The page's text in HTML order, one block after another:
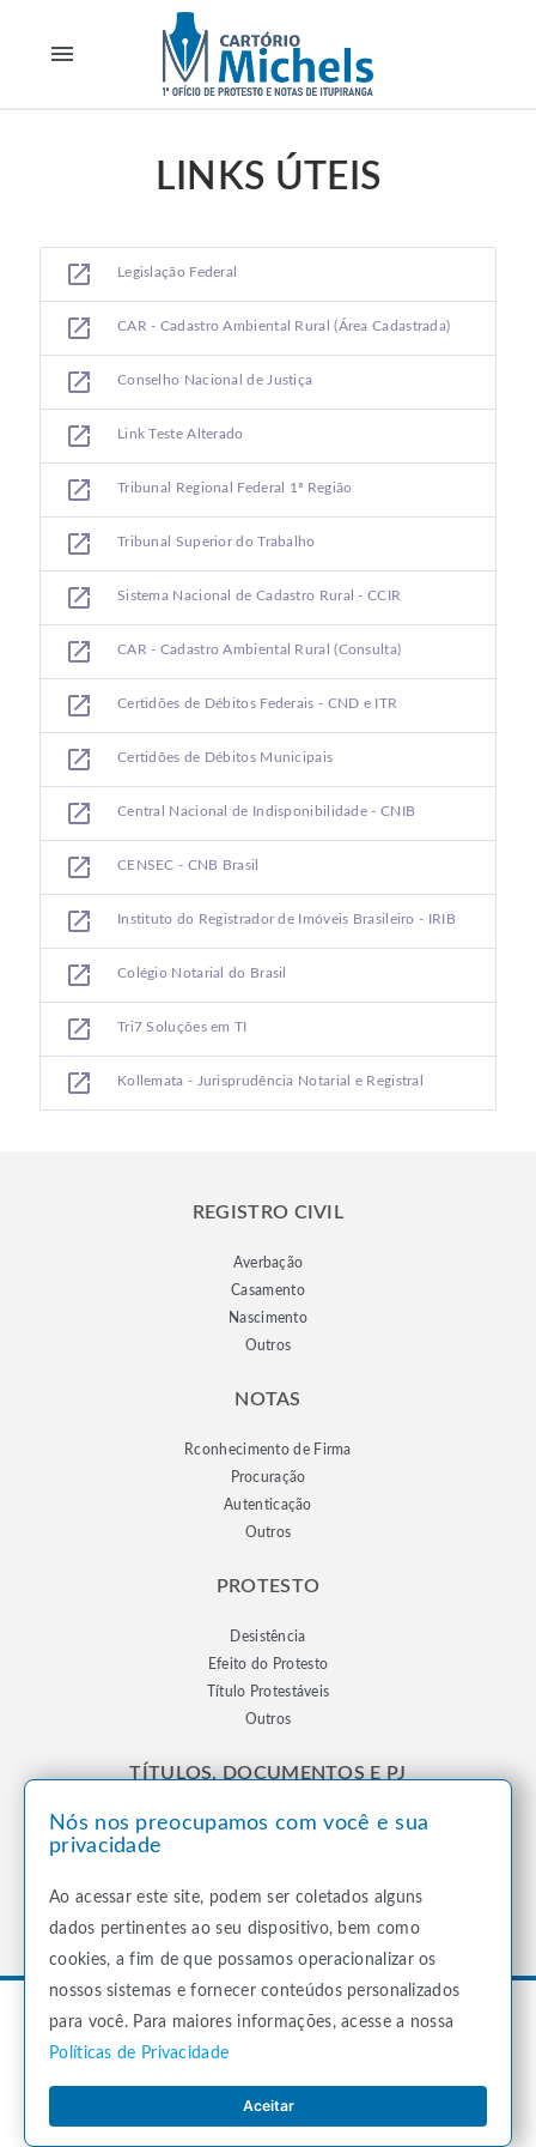
menu
LINKS ÚTEIS
open_in_new Legislação Federal
open_in_new CAR - Cadastro Ambiental Rural (Área Cadastrada)
open_in_new Conselho Nacional de Justiça
open_in_new Link Teste Alterado
open_in_new Tribunal Regional Federal 1ª Região
open_in_new Tribunal Superior do Trabalho
open_in_new Sistema Nacional de Cadastro Rural - CCIR
open_in_new CAR - Cadastro Ambiental Rural (Consulta)
open_in_new Certidões de Débitos Federais - CND e ITR
open_in_new Certidões de Débitos Municipais
open_in_new Central Nacional de Indisponibilidade - CNIB
open_in_new CENSEC - CNB Brasil
open_in_new Instituto do Registrador de Imóveis Brasileiro - IRIB
open_in_new Colégio Notarial do Brasil
open_in_new Tri7 Soluções em TI
open_in_new Kollemata - Jurisprudência Notarial e Registral
REGISTRO CIVIL
Averbação
Casamento
Nascimento
Outros
NOTAS
Rconhecimento de Firma
Procuração
Autenticação
Outros
PROTESTO
Desistência
Efeito do Protesto
Título Protestáveis
Outros
TÍTULOS, DOCUMENTOS E PJ
Registro de Títulos e Documentos
Outros
Todos os direitos reservadosCartório Michels Itupiranga© 2023
Desenvolvido por:
Nós nos preocupamos com você e sua
privacidade
Ao acessar este site, podem ser coletados alguns
dados pertinentes ao seu dispositivo, bem como
cookies, a fim de que possamos operacionalizar os
nossos sistemas e fornecer conteúdos personalizados
para você. Para maiores informações, acesse a nossa
Políticas de Privacidade
Aceitar